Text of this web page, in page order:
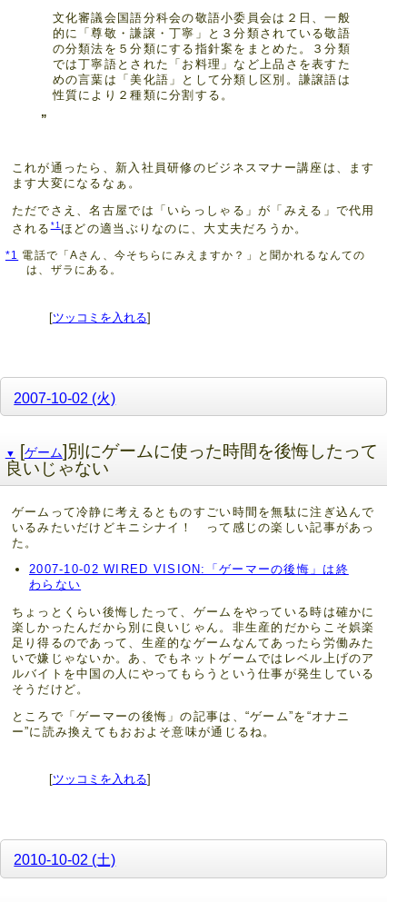
文化審議会国語分科会の敬語小委員会は２日、一般
的に「尊敬・謙譲・丁寧」と３分類されている敬語
の分類法を５分類にする指針案をまとめた。３分類
では丁寧語とされた「お料理」など上品さを表すた
めの言葉は「美化語」として分類し区別。謙譲語は
性質により２種類に分割する。
これが通ったら、新入社員研修のビジネスマナー講座は、ます
ます大変になるなぁ。
ただでさえ、名古屋では「いらっしゃる」が「みえる」で代用
される*1ほどの適当ぶりなのに、大丈夫だろうか。
*1
電話で「Aさん、今そちらにみえますか？」と聞かれるなんての
は、ザラにある。
[ツッコミを入れる]
2007-10-02 (火)
▼ [ゲーム]別にゲームに使った時間を後悔したって
良いじゃない
ゲームって冷静に考えるとものすごい時間を無駄に注ぎ込んで
いるみたいだけどキニシナイ！ って感じの楽しい記事があっ
た。
2007-10-02 WIRED VISION:「ゲーマーの後悔」は終
わらない
ちょっとくらい後悔したって、ゲームをやっている時は確かに
楽しかったんだから別に良いじゃん。非生産的だからこそ娯楽
足り得るのであって、生産的なゲームなんてあったら労働みた
いで嫌じゃないか。あ、でもネットゲームではレベル上げのア
ルバイトを中国の人にやってもらうという仕事が発生している
そうだけど。
ところで「ゲーマーの後悔」の記事は、“ゲーム”を“オナニ
ー”に読み換えてもおおよそ意味が通じるね。
[ツッコミを入れる]
2010-10-02 (土)